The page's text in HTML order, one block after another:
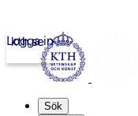
kth.se
Logga in
Sök